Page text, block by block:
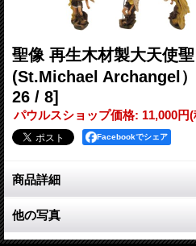
聖像 再生木材製大天使
(St.Michael Archangel）
26 / 8]
パウルスショップ価格: 11,000円(
Facebookでシェア
商品詳細
再生木材の一種であるポリレジン
DOLFIの「大天使聖ミカエル像（
1つ1つハンドペインティングです
他の写真